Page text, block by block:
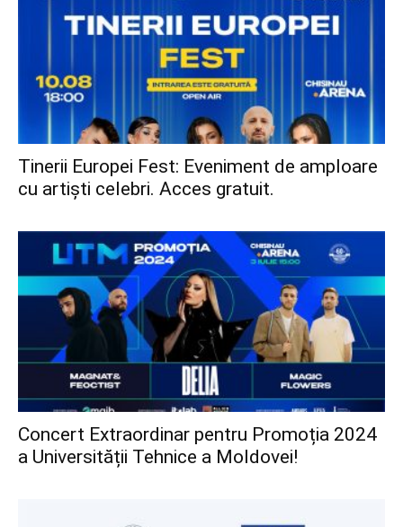
Tinerii Europei Fest: Eveniment de amploare
cu artiști celebri. Acces gratuit.
Concert Extraordinar pentru Promoția 2024
a Universității Tehnice a Moldovei!